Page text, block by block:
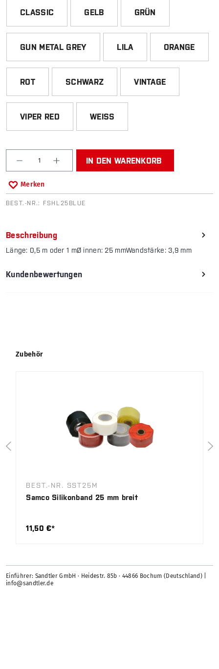
CLASSIC GELB GRÜN
GUN METAL GREY LILA ORANGE
ROT SCHWARZ VINTAGE
VIPER RED WEISS
Produkt Anzahl: Gib den gewünschten Wert ein
IN DEN WARENKORB
Merken
BEST.-NR.: FSHL25BLUE
Beschreibung
Länge: 0,5 m oder 1 mØ innen: 25 mmWandstärke: 3,9 mm
Kundenbewertungen
Produktgalerie überspringen
Zubehör
BEST.-NR. SST25M
Samco Silikonband 25 mm breit
11,50 €*
Einführer: Sandtler GmbH · Heidestr. 85b · 44866 Bochum (Deutschland) |
info@sandtler.de